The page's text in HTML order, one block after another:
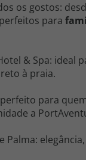
os gostos: d
para
& Spa: ideal
à praia.
para
a
Palma: